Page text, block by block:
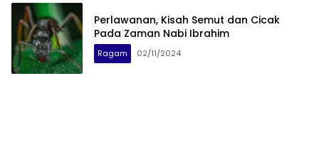
Perlawanan, Kisah Semut dan Cicak
Pada Zaman Nabi Ibrahim
Ragam 02/11/2024